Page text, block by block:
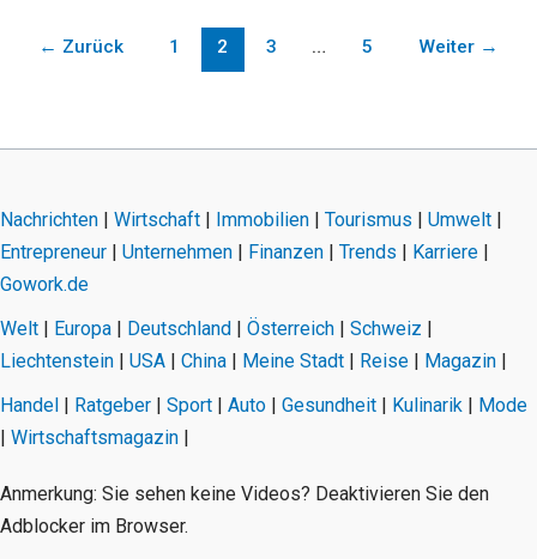
← Zurück 1 2 3 … 5 Weiter →
Nachrichten | Wirtschaft | Immobilien | Tourismus | Umwelt |
Entrepreneur | Unternehmen | Finanzen | Trends | Karriere |
Gowork.de
Welt | Europa | Deutschland | Österreich | Schweiz |
Liechtenstein | USA | China | Meine Stadt | Reise | Magazin |
Handel | Ratgeber | Sport | Auto | Gesundheit | Kulinarik | Mode
| Wirtschaftsmagazin |
Anmerkung: Sie sehen keine Videos? Deaktivieren Sie den
Adblocker im Browser.